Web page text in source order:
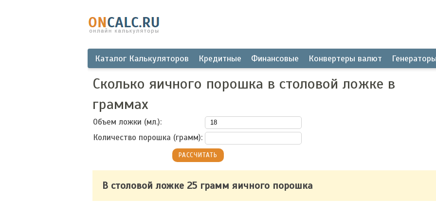
Каталог Калькуляторов Кредитные Финансовые Конвертеры валют
Сколько яичного порошка в столовой ложке в
граммах
Объем ложки (мл.):
Количество порошка (грамм):
В столовой ложке 25 грамм яичного порошка